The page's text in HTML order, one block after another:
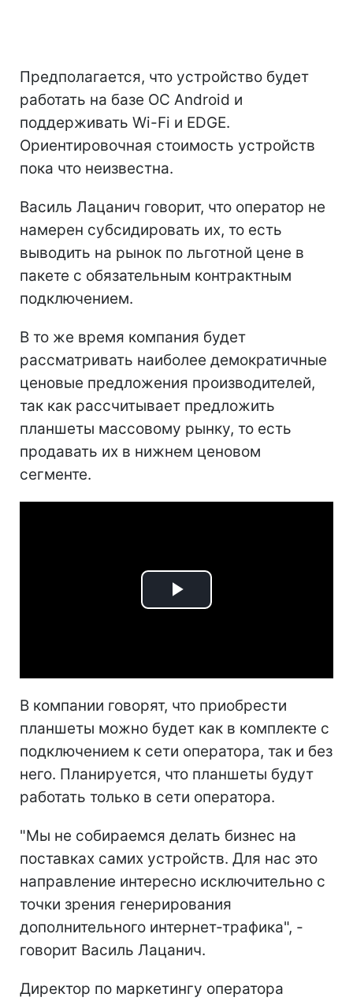
Предполагается, что устройство будет
работать на базе ОС Android и
поддерживать Wi-Fi и EDGE.
Ориентировочная стоимость устройств
пока что неизвестна.
Василь Лацанич говорит, что оператор не
намерен субсидировать их, то есть
выводить на рынок по льготной цене в
пакете с обязательным контрактным
подключением.
В то же время компания будет
рассматривать наиболее демократичные
ценовые предложения производителей,
так как рассчитывает предложить
планшеты массовому рынку, то есть
продавать их в нижнем ценовом
сегменте.
Play
В компании говорят, что приобрести
планшеты можно будет как в комплекте с
подключением к сети оператора, так и без
него. Планируется, что планшеты будут
работать только в сети оператора.
"Мы не собираемся делать бизнес на
поставках самих устройств. Для нас это
направление интересно исключительно с
точки зрения генерирования
дополнительного интернет-трафика", -
говорит Василь Лацанич.
Директор по маркетингу оператора